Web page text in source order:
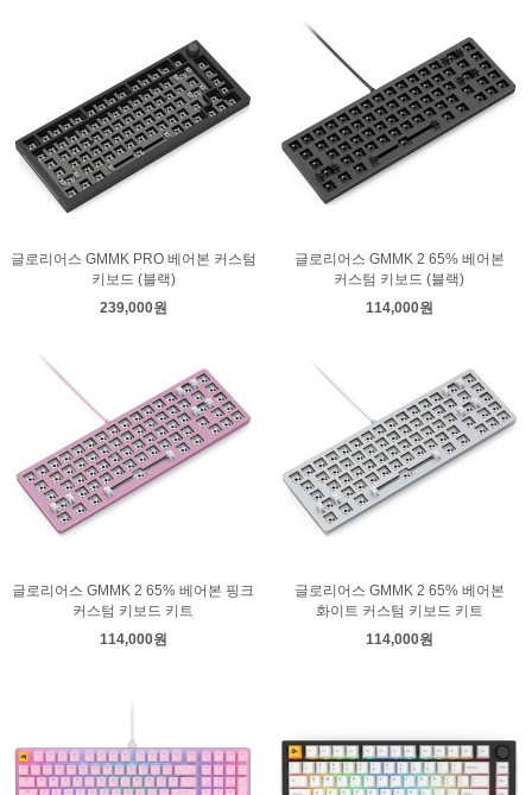
글로리어스 GMMK PRO 베어본 커스텀
키보드 (블랙)
239,000원
글로리어스 GMMK 2 65% 베어본
커스텀 키보드 (블랙)
114,000원
글로리어스 GMMK 2 65% 베어본 핑크
커스텀 키보드 키트
114,000원
글로리어스 GMMK 2 65% 베어본
화이트 커스텀 키보드 키트
114,000원